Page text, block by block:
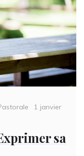
Posted
1 janvier
sa